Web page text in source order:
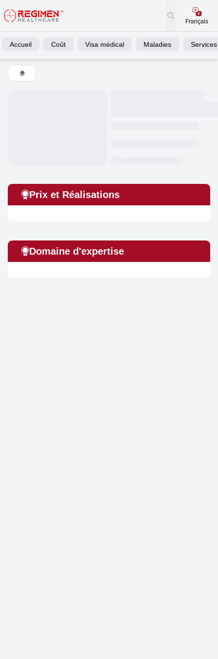
Français
Accueil Coût Visa médical Maladies Services
🏠
Prix et Réalisations
Domaine d'expertise